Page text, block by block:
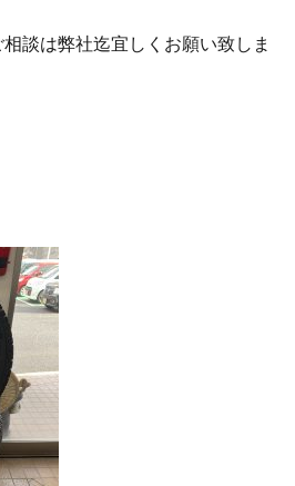
談は弊社迄宜しくお願い致しま